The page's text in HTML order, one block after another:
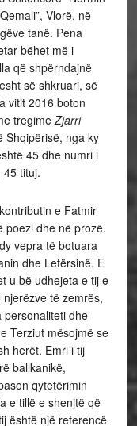
Vlorë, në
tanë. Pena
bëhet më i
që shpërndajnë
së shkruari, së
vitit 2016 boton
tregimeZjarri
Shqipërisë, nga ky
45 dhe numri i
tituj.
e Fatmir
poezi dhe në prozë.
vepra të botuara
dhe Letërsinë. E
u bë udhejeta e tij e
të zemrës,
personaliteti dhe
Terziut mësojmë se
herët. Emri i tij
ballkanikë,
qytetërimin
e tillë e shenjtë që
është një referencë